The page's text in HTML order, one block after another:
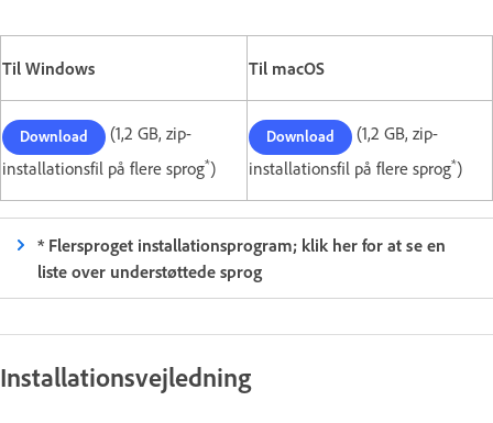
Til Windows Til macOS
Download
(1,2 GB, zip-
installationsfil på flere sprog*)
Download
(1,2 GB, zip-
installationsfil på flere sprog*)
* Flersproget installationsprogram; klik her for at se en
liste over understøttede sprog
Installationsvejledning